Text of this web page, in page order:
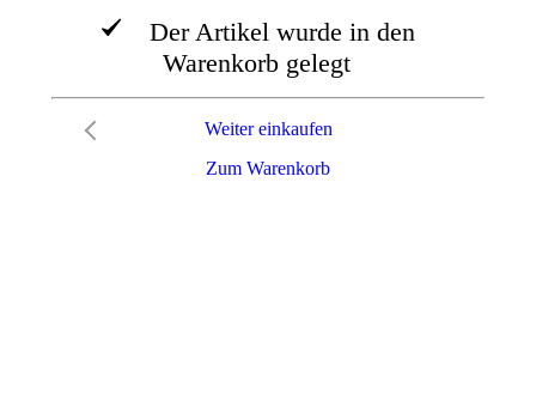
Der Artikel wurde in den
Warenkorb gelegt
Zum Warenkorb
Weiter einkaufen